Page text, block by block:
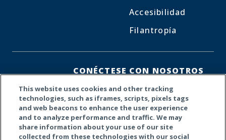
Accesibilidad
Filantropía
CONÉCTESE CON NOSOTROS
Facebook
X LinkedIn
This website uses cookies and other tracking
technologies, such as iframes, scripts, pixels tags
and web beacons to enhance the user experience
and to analyze performance and traffic. We may
share information about your use of our site
collected from these technologies with our social